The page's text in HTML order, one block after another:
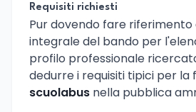
Requisiti richiesti
Pur dovendo fare
integrale del bando per
profilo professionale
dedurre i requisiti tipici per la
scuolabus nella pubblica